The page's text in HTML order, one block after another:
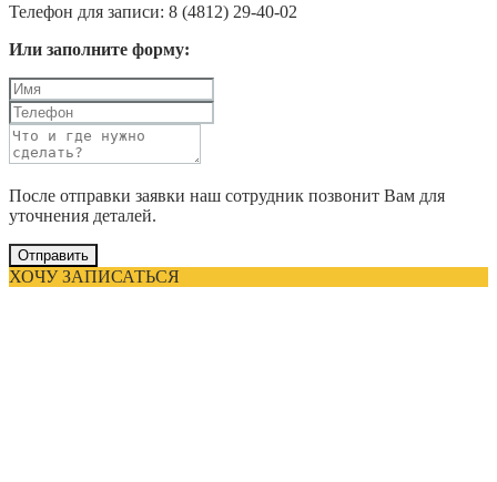
Телефон для записи: 8 (4812) 29-40-02
Или заполните форму:
После отправки заявки наш сотрудник позвонит Вам для
уточнения деталей.
Отправить
ХОЧУ ЗАПИСАТЬСЯ